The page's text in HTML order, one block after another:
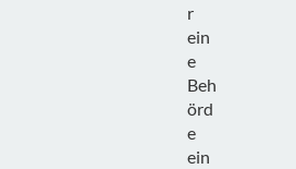
r
ein
e
Beh
örd
e
ein